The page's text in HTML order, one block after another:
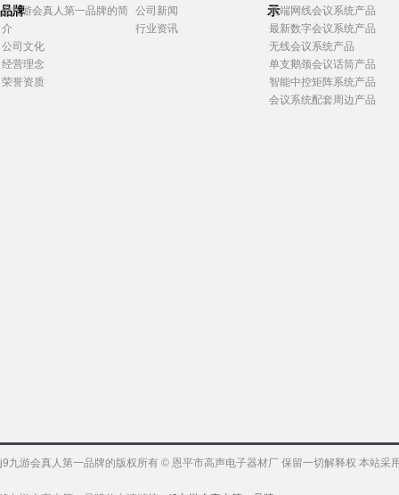
品牌
j9九游会真人第一品牌的简
介
公司文化
经营理念
荣誉资质
公司新闻
行业资讯
示
高端网线会议系统产品
最新数字会议系统产品
无线会议系统产品
单支鹅颈会议话筒产品
智能中控矩阵系统产品
会议系统配套周边产品
j9九游会真人第一品牌的版权所有 © 恩平市高声电子器材厂 保留一切解释权 本站采